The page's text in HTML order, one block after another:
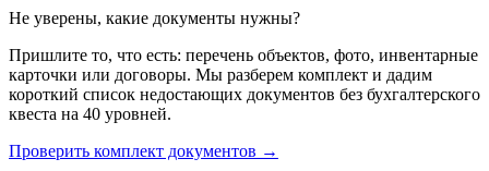
Не уверены, какие документы нужны?
Пришлите то, что есть: перечень объектов, фото, инвентарные
карточки или договоры. Мы разберем комплект и дадим
короткий список недостающих документов без бухгалтерского
квеста на 40 уровней.
Проверить комплект документов →